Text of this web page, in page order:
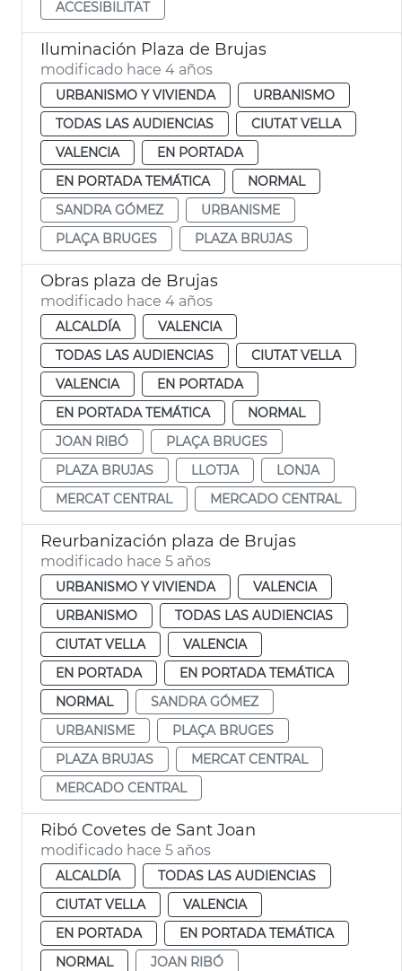
ACCESIBILITAT
Iluminación Plaza de Brujas
modificado hace 4 años
URBANISMO Y VIVIENDA
URBANISMO
TODAS LAS AUDIENCIAS
CIUTAT VELLA
VALENCIA
EN PORTADA
EN PORTADA TEMÁTICA
NORMAL
SANDRA GÓMEZ
URBANISME
PLAÇA BRUGES
PLAZA BRUJAS
Obras plaza de Brujas
modificado hace 4 años
ALCALDÍA
VALENCIA
TODAS LAS AUDIENCIAS
CIUTAT VELLA
VALENCIA
EN PORTADA
EN PORTADA TEMÁTICA
NORMAL
JOAN RIBÓ
PLAÇA BRUGES
PLAZA BRUJAS
LLOTJA
LONJA
MERCAT CENTRAL
MERCADO CENTRAL
Reurbanización plaza de Brujas
modificado hace 5 años
URBANISMO Y VIVIENDA
VALENCIA
URBANISMO
TODAS LAS AUDIENCIAS
CIUTAT VELLA
VALENCIA
EN PORTADA
EN PORTADA TEMÁTICA
NORMAL
SANDRA GÓMEZ
URBANISME
PLAÇA BRUGES
PLAZA BRUJAS
MERCAT CENTRAL
MERCADO CENTRAL
Ribó Covetes de Sant Joan
modificado hace 5 años
ALCALDÍA
TODAS LAS AUDIENCIAS
CIUTAT VELLA
VALENCIA
EN PORTADA
EN PORTADA TEMÁTICA
NORMAL
JOAN RIBÓ